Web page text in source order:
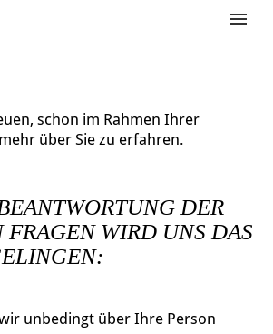
schon im Rahmen Ihrer
über Sie zu erfahren.
DER
WIRD UNS DAS
unbedingt über Ihre Person